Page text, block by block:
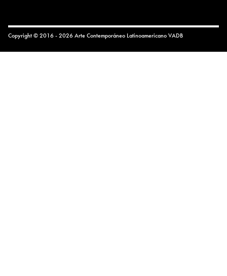
Copyright © 2016 - 2026 Arte Contemporáneo LatinoamericanoVADB